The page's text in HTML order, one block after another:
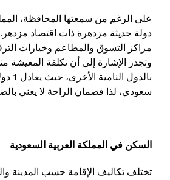
على الرغم من سمعتها المحافظة،
دولة حديثة مزدهرة ذات اقتصاد مزدهر.
مراكز التسوق والمطاعم وخيارات
وتجدر الإشارة إلى أن تكلفة المعيشة
سعودي، لذا فضمان الراحة لا يعني
السكن في المملكة العربية السعودية
تختلف تكاليف الإقامة حسب المدينة